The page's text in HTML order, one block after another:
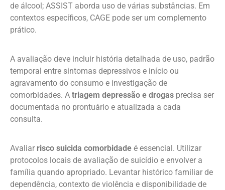
de álcool; ASSIST aborda uso de várias substâncias. Em
contextos específicos, CAGE pode ser um complemento
prático.
A avaliação deve incluir história detalhada de uso, padrão
temporal entre sintomas depressivos e início ou
agravamento do consumo e investigação de
comorbidades. A triagem depressão e drogas precisa ser
documentada no prontuário e atualizada a cada
consulta.
Avaliar risco suicida comorbidade é essencial. Utilizar
protocolos locais de avaliação de suicídio e envolver a
família quando apropriado. Levantar histórico familiar de
dependência, contexto de violência e disponibilidade de